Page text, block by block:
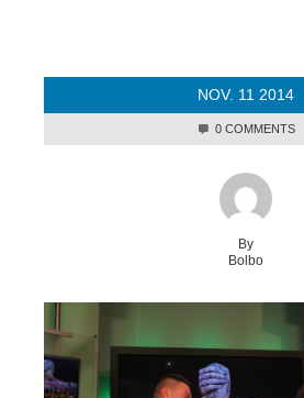
NOV. 11 2014
0 COMMENTS
By
Bolbo